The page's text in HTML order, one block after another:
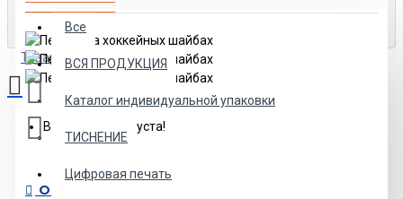
Все
ВСЯ ПРОДУКЦИЯ
Каталог индивидуальной упаковки
ТИСНЕНИЕ
Цифровая печать
Товаров: 0 (0.00р.)
Ваша корзина пуста!
ОСТАВИТЬ ОТЗЫВ